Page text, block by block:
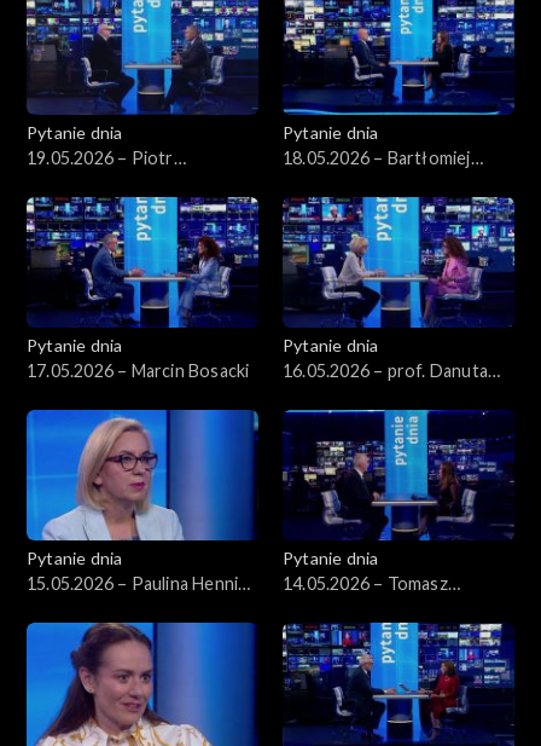
Pytanie dnia
19.05.2026 – Piotr
Pytanie dnia
18.05.2026 – Bartłomiej
Pytanie dnia
17.05.2026 – Marcin Bosacki
Pytanie dnia
16.05.2026 – prof. Danuta
Pytanie dnia
15.05.2026 – Paulina Hennig-
Pytanie dnia
14.05.2026 – Tomasz